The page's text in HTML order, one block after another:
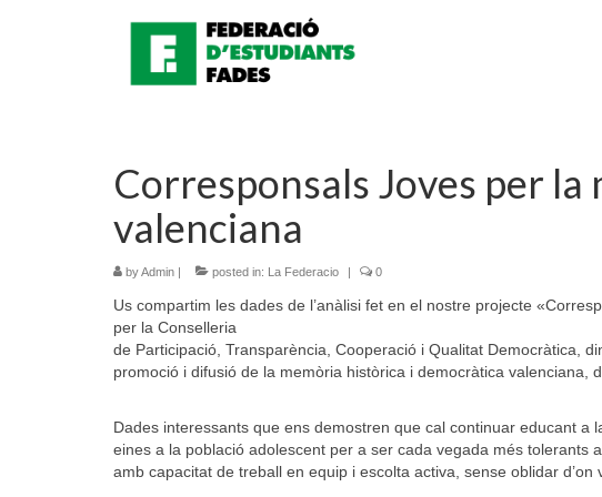
Corresponsals Joves per
valenciana
byAdmin posted in: La Federacio 0
Us compartim les dades de l’anàlisi fet en el nostre projecte
per la Conselleria
de Participació, Transparència, Cooperació i Qualitat Democràtica,
promoció i difusió de la memòria històrica i democràtica valenciana,
Dades interessants que ens demostren que cal continuar educant
eines a la població adolescent per a ser cada vegada més tolerants
amb capacitat de treball en equip i escolta activa, sense oblidar d’on